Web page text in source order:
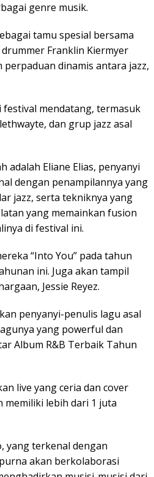
genre musik.
tamu spesial bersama
Franklin Kiermyer
dinamis antara jazz,
mendatang, termasuk
dan grup jazz asal
adalah Eliane Elias, penyanyi
dengan penampilannya yang
jazz, serta tekniknya yang
yang memainkan fusion
di festival ini.
“Into You” pada tahun
ini. Juga akan tampil
Jessie Reyez.
penyanyi-penulis lagu asal
yang powerful dan
Album R&B Terbaik Tahun
live yang ceria dan cover
memiliki lebih dari 1 juta
yang terkenal dengan
akan berkolaborasi